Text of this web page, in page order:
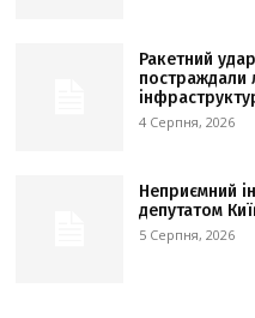
Ракетний
постраждали
4 Серпня, 2026
Неприємний
депутатом
5 Серпня, 2026